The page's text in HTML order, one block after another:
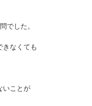
でした。
きなくても
いことが